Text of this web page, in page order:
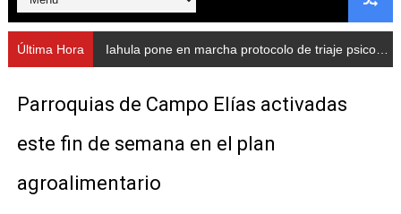
Balance semestral impulsa inclusión y atención a
Plan Vacacional Comunitario “Ríe 2026” recorre las
Alcaldía del Municipio Libertador realizó una jornada
Fundacite Mérida dicta taller gratuito de electrónica
INN-Mérida celebró el Lacto grado para promover el
Última Hora Iahula pone en marcha protocolo de triaje psicosocial para atender a rescatistas
Parroquias de Campo Elías activadas
este fin de semana en el plan
agroalimentario